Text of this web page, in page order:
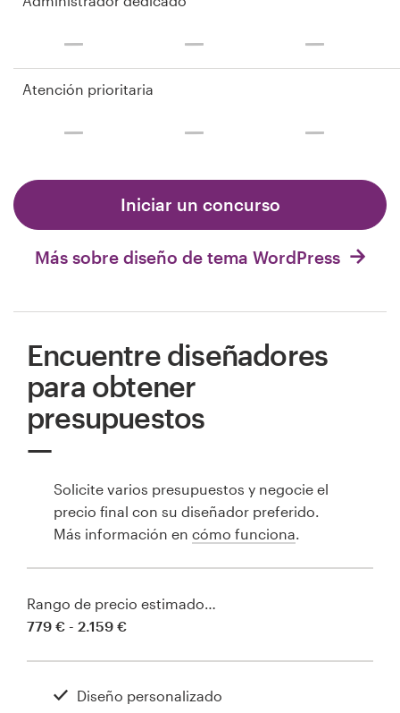
Atención prioritaria
Iniciar un concurso
Más sobre diseño de tema WordPress
Encuentre diseñadores
para obtener
presupuestos
Solicite varios presupuestos y negocie el
precio final con su diseñador preferido.
Más información en cómo funciona
Rango de precio estimado…
779 € - 2.159 €
Diseño personalizado